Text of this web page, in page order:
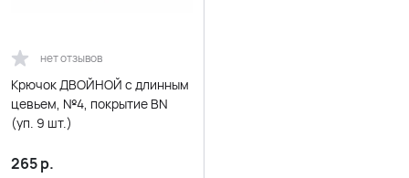
нет отзывов
Крючок ДВОЙНОЙ с длинным
цевьем, №4, покрытие BN
(уп. 9 шт.)
265р.